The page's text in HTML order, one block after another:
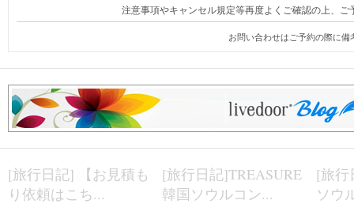
注意事項やキャンセル規定等再度よくご確認の上、ご
お問い合わせはご予約の際に
[旅行日記] 【お見積も
り依頼はこち...
[旅行日記]TREASURE
韓国ソウルコン...
[旅行
ソウ